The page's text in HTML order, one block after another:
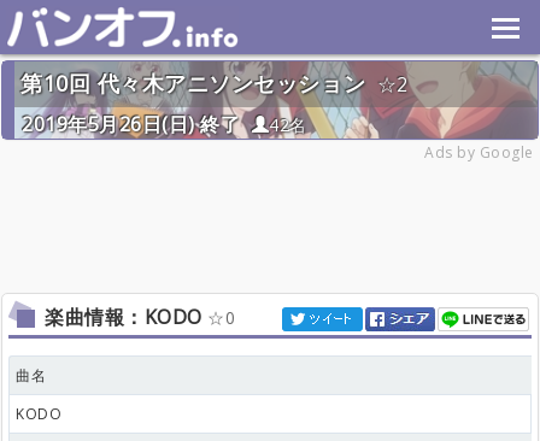
第10回 代々木アニソンセッション
2
2019年5月26日(日) 終了
42名
Ads by Google
楽曲情報：KODO 0
曲名
KODO